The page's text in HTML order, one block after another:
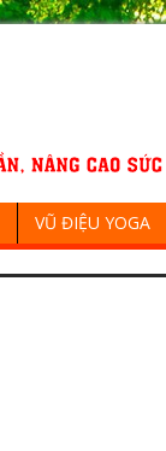
VŨ ĐIỆU YOGA